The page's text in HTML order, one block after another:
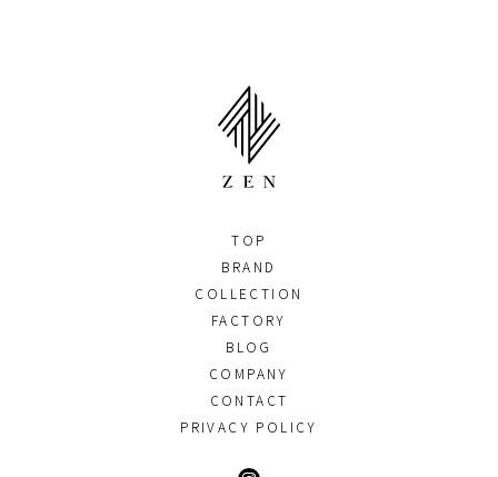
TOP
BRAND
COLLECTION
FACTORY
BLOG
COMPANY
CONTACT
PRIVACY POLICY